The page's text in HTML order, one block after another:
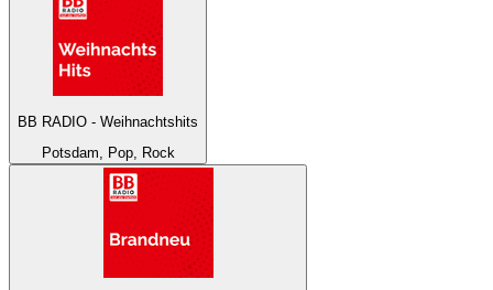
BB RADIO - Weihnachtshits
Potsdam, Pop, Rock